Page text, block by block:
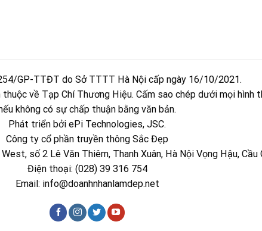
GP-TTĐT do Sở TTTT Hà Nội cấp ngày 16/10/2021.
về Tạp Chí Thương Hiệu. Cấm sao chép dưới mọi hình
không có sự chấp thuận bằng văn bản.
Phát triển bởi ePi Technologies, JSC.
Công ty cổ phần truyền thông Sắc Đẹp
số 2 Lê Văn Thiêm, Thanh Xuân, Hà Nội Vọng Hậu, Cầu
Điện thoại: (028) 39 316 754
Email: info@doanhnhanlamdep.net